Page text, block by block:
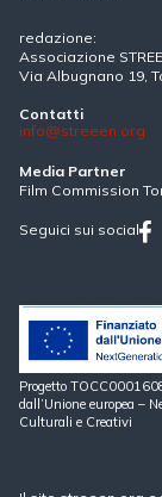
redazione:
Associazione
Via Albugnano 19,
Contatti
info@streeen.org
Media Partner
Film Commission
Seguici sui social
Progetto
dall’Unione europea –
Culturali e Creativi